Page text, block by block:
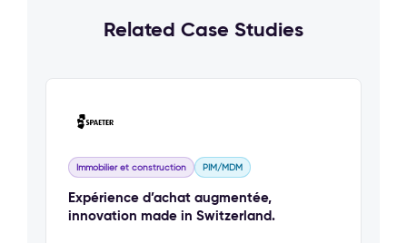
Related Case Studies
Immobilier et construction PIM/MDM
Expérience d’achat augmentée,
innovation made in Switzerland.